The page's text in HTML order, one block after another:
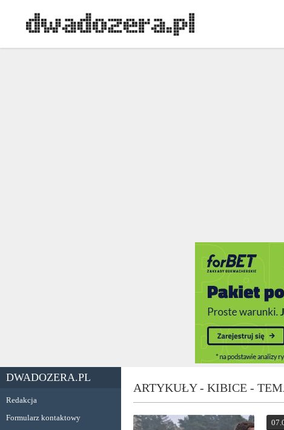
DWADOZERA.PL
Redakcja
Formularz kontaktowy
ARTYKUŁY - KIBICE -